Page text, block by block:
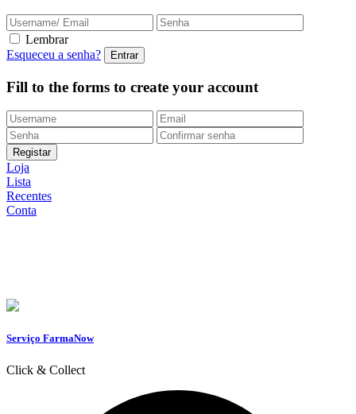
Lembrar
Esqueceu a senha?
Fill to the forms to create your account
Loja
Lista
Recentes
Conta
Serviço FarmaNow
Click & Collect